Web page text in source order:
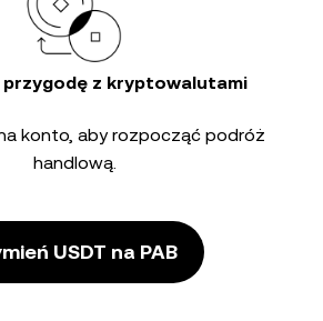
przygodę z kryptowalutami
konto, aby rozpocząć podróż
handlową.
USDT na PAB